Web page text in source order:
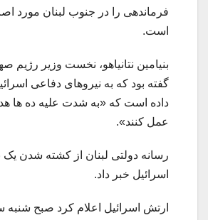
فرماندهی را در جنوب لبنان مورد
است.
بنیامین نتانیاهو، نخست وزیر رژیم
داده است که «به شدت علیه ده ها
عمل کنند».
رسانه دولتی لبنان از کشته شدن یک
اسرائیل خبر داد.
ارتش اسرائیل اعلام کرد صبح